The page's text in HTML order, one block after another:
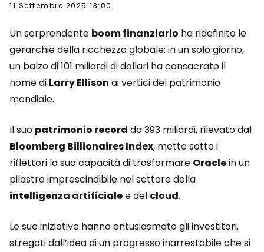
11 Settembre 2025 13:00
Un sorprendente boom finanziario ha ridefinito le
gerarchie della ricchezza globale: in un solo giorno,
un balzo di 101 miliardi di dollari ha consacrato il
nome di Larry Ellison ai vertici del patrimonio
mondiale.
Il suo patrimonio record da 393 miliardi, rilevato dal
Bloomberg Billionaires Index, mette sotto i
riflettori la sua capacità di trasformare Oraclein un
pilastro imprescindibile nel settore della
intelligenza artificialee del cloud.
Le sue iniziative hanno entusiasmato gli investitori,
stregati dall’idea di un progresso inarrestabile che si